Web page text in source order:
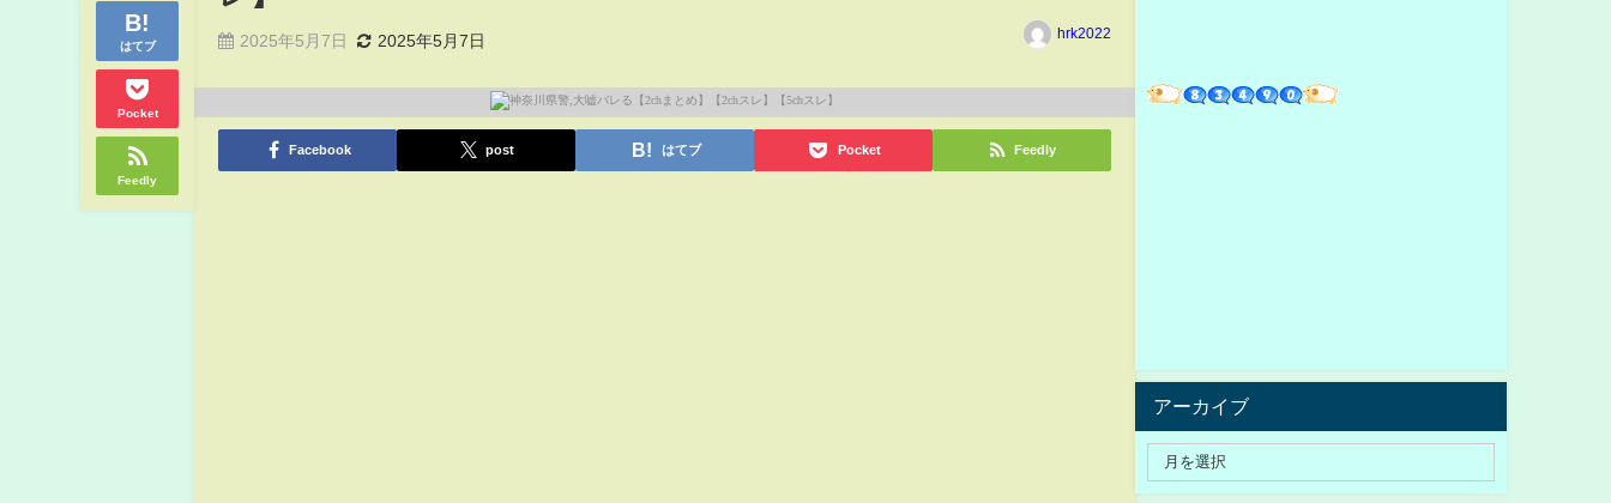
はてブ
Pocket
Feedly
2025年5月7日 2025年5月7日 hrk2022
Facebook post はてブ Pocket Feedly
アーカイブ